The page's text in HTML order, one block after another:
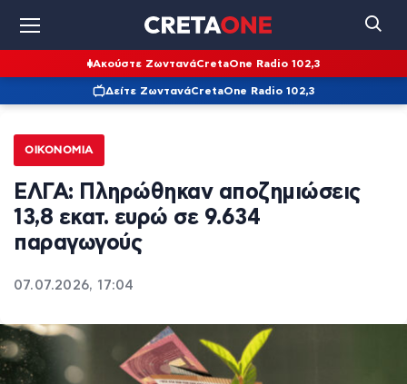
Ακούστε ΖωντανάCretaOne Radio 102,3
Δείτε ΖωντανάCretaOne Radio 102,3
ΟΙΚΟΝΟΜΊΑ
ΕΛΓΑ: Πληρώθηκαν αποζημιώσεις
13,8 εκατ. ευρώ σε 9.634
παραγωγούς
07.07.2026, 17:04